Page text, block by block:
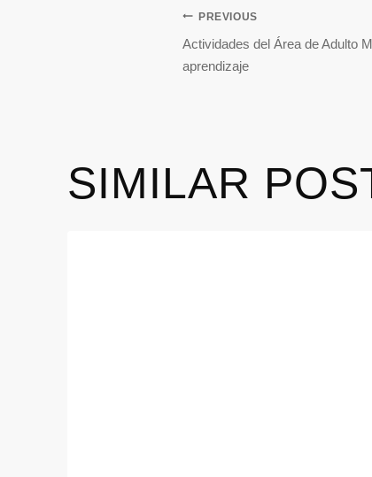
PREVIOUS
Actividades del Área de Adulto
aprendizaje
SIMILAR